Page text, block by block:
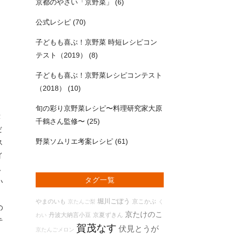
京都のやさい「京野菜」 (6)
公式レシピ (70)
子どもも喜ぶ！京野菜 時短レシピコン
テスト（2019）
(8)
子どもも喜ぶ！京野菜レシピコンテスト
（2018）
(10)
旬の彩り京野菜レシピ〜料理研究家大原
千鶴さん監修〜 (25)
野菜ソムリエ考案レシピ (61)
タグ一覧
やまのいも 京たんご梨 堀川ごぼう 京こかぶ く
わい 丹波大納言小豆 京夏ずきん 京たけのこ
京たんごメロン 賀茂なす 伏見とうが